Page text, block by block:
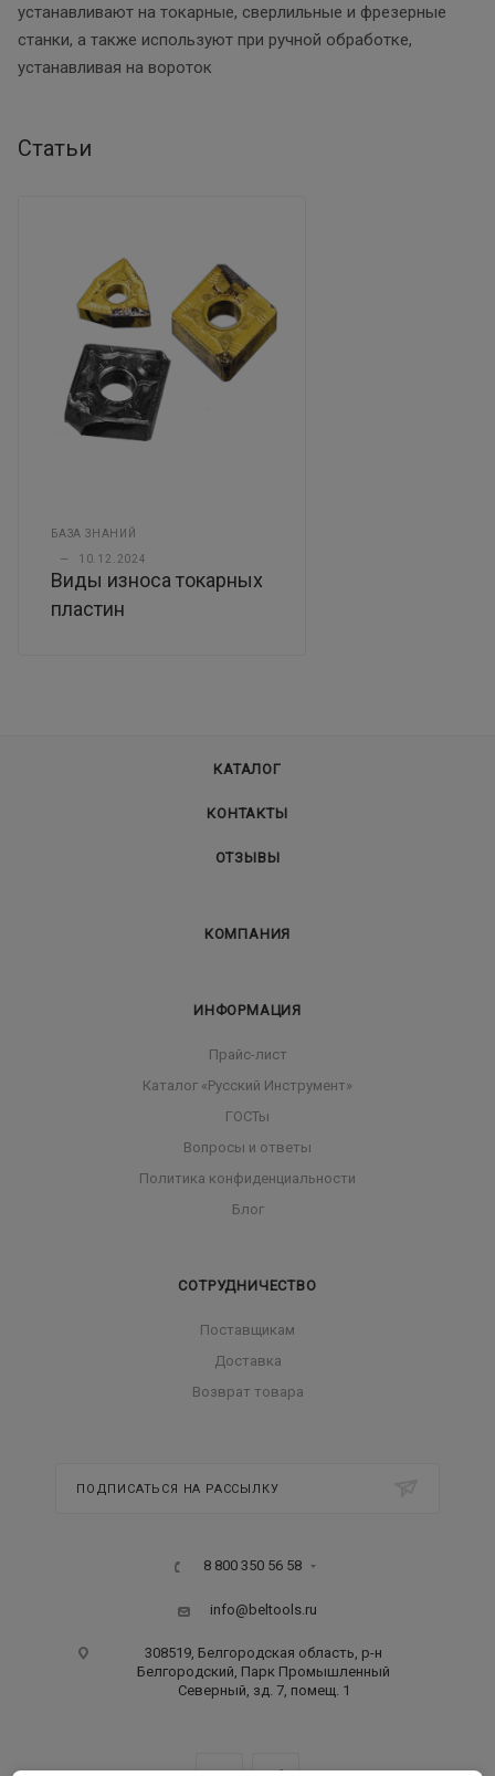
устанавливают на токарные, сверлильные и фрезерные
станки, а также используют при ручной обработке,
устанавливая на вороток
Статьи
БАЗА ЗНАНИЙ
— 10.12.2024
Виды износа токарных
пластин
КАТАЛОГ
КОНТАКТЫ
ОТЗЫВЫ
КОМПАНИЯ
ИНФОРМАЦИЯ
Прайс-лист
Каталог «Русский Инструмент»
ГОСТы
Вопросы и ответы
Политика конфиденциальности
Блог
СОТРУДНИЧЕСТВО
Поставщикам
Доставка
Возврат товара
ПОДПИСАТЬСЯ НА РАССЫЛКУ
8 800 350 56 58
info@beltools.ru
308519, Белгородская область, р-н
Белгородский, Парк Промышленный
Северный, зд. 7, помещ. 1